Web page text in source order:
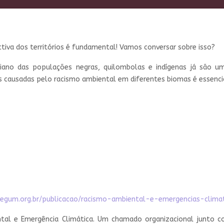
dos territórios é fundamental! Vamos conversar sobre isso?
das populações negras, quilombolas e indígenas já são
pelo racismo ambiental em diferentes biomas é
publicacao/racismo-ambiental-e-emergencias-
e Emergência Climática. Um chamado organizacional junto